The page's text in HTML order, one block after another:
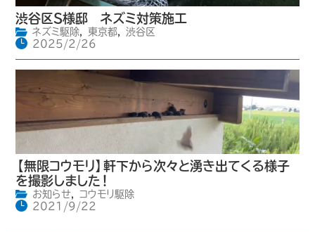
渋谷区S様邸 ネズミ対策施工
ネズミ駆除, 東京都,
渋谷区
2025/2/26
【無限コウモリ】軒下から次々と湧き出てくる様子
を撮影しました！
お知らせ,
コウモリ駆除
2021/9/22